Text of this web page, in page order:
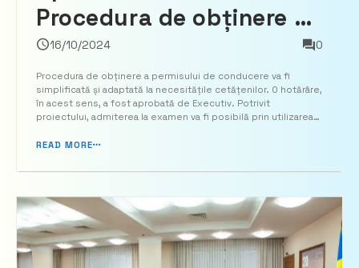
Procedura de obținere a
permisului de conducere
va fi simplificată
16/10/2024 0
Procedura de obținere a permisului de conducere va fi
simplificată și adaptată la necesitățile cetățenilor. O hotărâre,
în acest sens, a fost aprobată de Executiv. Potrivit
proiectului, admiterea la examen va fi posibilă prin utilizarea
instruire a conducătorilor de vehicule și al f...
READ MORE